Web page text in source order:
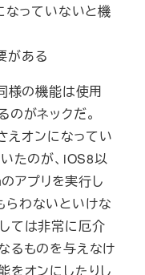
っていないと機
がある
様の機能は使用
がネックだ。
えオンになってい
たのが、iOS8以
アプリを実行し
わないといけな
ては非常に厄介
るものを与えなけ
をオンにしたりし